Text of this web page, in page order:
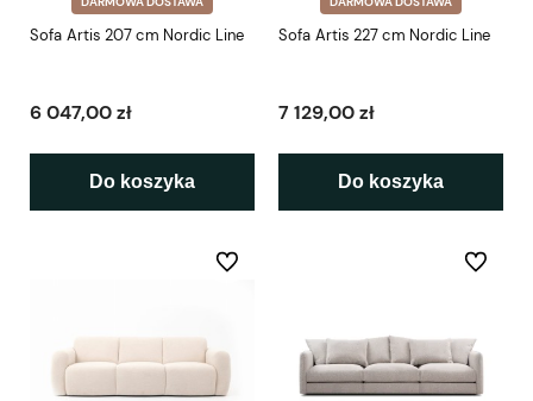
Sofa Artis 207 cm Nordic Line
6 047,00 zł
Do koszyka
Sofa Artis 227 cm Nordic Line
7 129,00 zł
Do koszyka
Do ulubionych Do